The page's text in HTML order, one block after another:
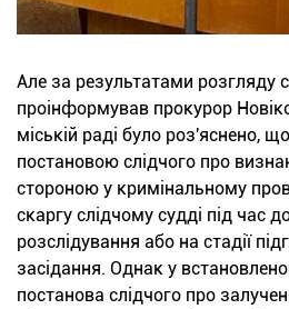
Але за результатами розгляду
проінформував прокурор
міській раді було роз'яснено,
постановою слідчого про
стороною у кримінальному
скаргу слідчому судді під час
розслідування або на стадії
засідання. Однак у
постанова слідчого про